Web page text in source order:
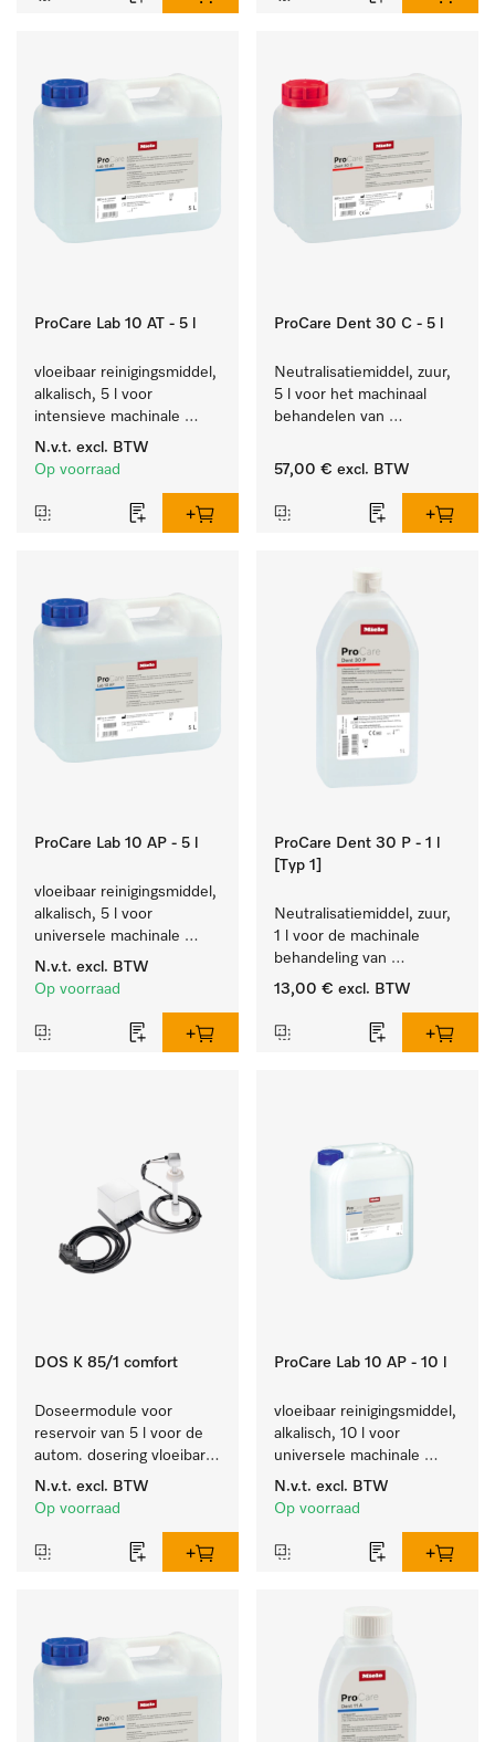
ProCare Lab 10 AT - 5 l
vloeibaar reinigingsmiddel,
alkalisch, 5 l voor
intensieve machinale
reiniging van
laboratoriumglaswerk en -
N.v.t. excl. BTW
Op voorraad
ProCare Dent 30 C - 5 l
Neutralisatiemiddel, zuur,
5 l voor het machinaal
behandelen van
transmissie-instrumenten.
57,00 € excl. BTW
ProCare Lab 10 AP - 5 l
vloeibaar reinigingsmiddel,
alkalisch, 5 l voor
universele machinale
reiniging van
laboratoriumglaswerk en -
N.v.t. excl. BTW
Op voorraad
ProCare Dent 30 P - 1 l
[Typ 1]
Neutralisatiemiddel, zuur,
1 l voor de machinale
behandeling van
tandheelkundige
13,00 € excl. BTW
DOS K 85/1 comfort
Doseermodule voor
reservoir van 5 l voor de
autom. dosering vloeibare
reinigingsmiddelen, met
niveaudetectie.
N.v.t. excl. BTW
Op voorraad
ProCare Lab 10 AP - 10 l
vloeibaar reinigingsmiddel,
alkalisch, 10 l voor
universele machinale
reiniging van
laboratoriumglaswerk en -
N.v.t. excl. BTW
Op voorraad